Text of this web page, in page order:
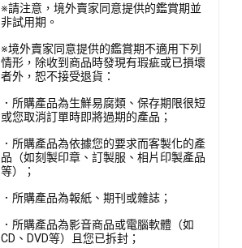
※請注意，境外賣家同意提供的鑑賞期並
非試用期。
※境外賣家同意提供的鑑賞期不適用下列
情形，除收到商品時發現有瑕疵或已損壞
者外，恕不接受退貨：
．所購產品為生鮮易腐類、保存期限很短
或您取消訂單時即將過期的產品；
．所購產品為依據您的要求而客製化的產
品（如刻製印章、訂製服、相片印製產品
等）；
．所購產品為報紙、期刊或雜誌；
．所購產品為影音商品或電腦軟體（如
CD、DVD等）且您已拆封；